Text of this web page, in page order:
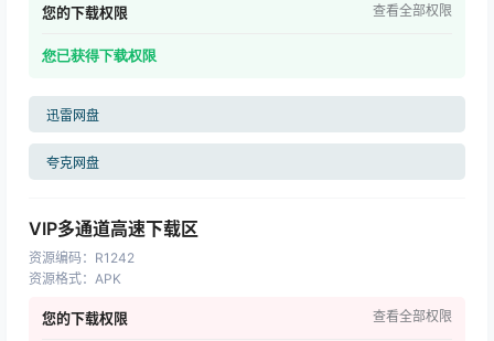
您的下载权限 查看全部权限
您已获得下载权限
迅雷网盘
夸克网盘
VIP多通道高速下载区
资源编码： R1242
资源格式： APK
您的下载权限 查看全部权限